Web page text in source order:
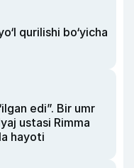
qurilishi bo‘yicha
edi”. Bir umr
ustasi Rimma
hayoti